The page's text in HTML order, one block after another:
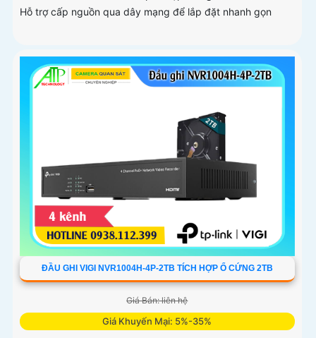
Hỗ trợ cấp nguồn qua dây mạng để lắp đặt nhanh gọn
ĐẦU GHI VIGI NVR1004H-4P-2TB TÍCH HỢP Ổ CỨNG 2TB
Giá Bán: liên hệ
Giá Khuyến Mại: 5%-35%